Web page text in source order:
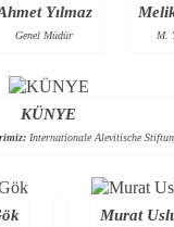
Yılmaz
Genel Müdür M.
KÜNYE
Internationale Alevitische
Murat